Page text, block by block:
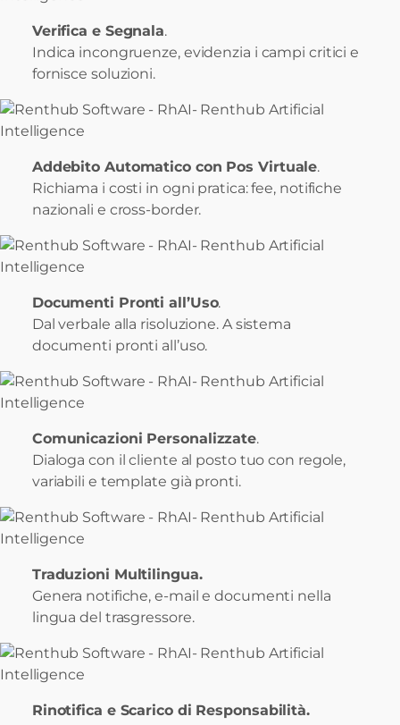
Verifica e Segnala.
Indica incongruenze, evidenzia i campi critici e
fornisce soluzioni.
Addebito Automatico con Pos Virtuale.
Richiama i costi in ogni pratica: fee, notifiche
nazionali e cross-border.
Documenti Pronti all’Uso.
Dal verbale alla risoluzione. A sistema
documenti pronti all’uso.
Comunicazioni Personalizzate.
Dialoga con il cliente al posto tuo con regole,
variabili e template già pronti.
Traduzioni Multilingua.
Genera notifiche, e-mail e documenti nella
lingua del trasgressore.
Rinotifica e Scarico di Responsabilità.